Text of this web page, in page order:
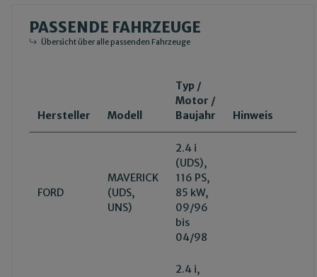
PASSENDE FAHRZEUGE
Übersicht über alle passenden Fahrzeuge
Hersteller Modell
Typ /
Motor /
Baujahr
Hinweis
FORD
MAVERICK
(UDS,
UNS)
2.4 i
(UDS),
116 PS,
85 kW,
09/96
bis
04/98
2.4 i,